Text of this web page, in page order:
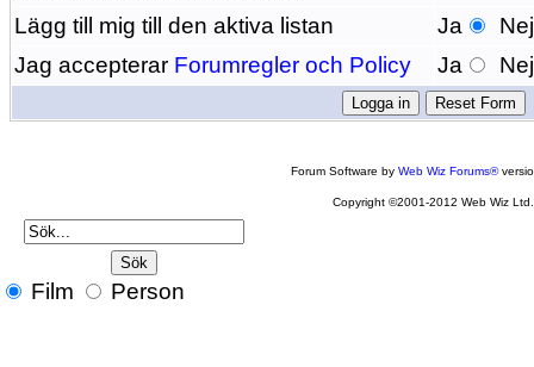
Lägg till mig till den aktiva listan Ja
Nej
Jag accepterar Forumregler och Policy Ja Nej
Forum Software byWeb Wiz Forums®
Copyright ©2001-2012 Web Wiz Ltd.
Film Person